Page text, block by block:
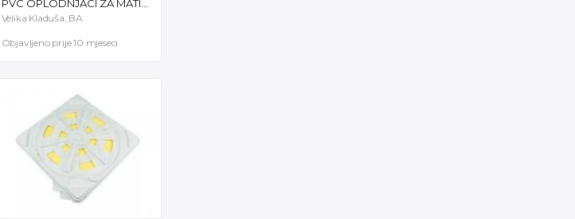
Velika Kladuša, BA
Objavljeno prije 10 mjeseci